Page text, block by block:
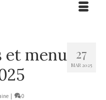
27
MAR 2025
et menu
0